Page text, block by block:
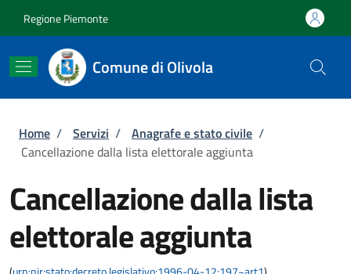
Regione Piemonte
Comune di Olivola
Briciole di pane
Home / Servizi / Anagrafe e stato civile /
Cancellazione dalla lista elettorale aggiunta
Cancellazione dalla lista
elettorale aggiunta